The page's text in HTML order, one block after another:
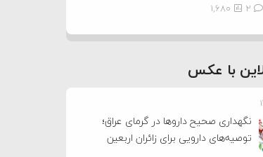
1,680
با عکس
نگهداری صحیح داروها در گرمای عراق؛
توصیه‌های دارویی برای زائران اربعین